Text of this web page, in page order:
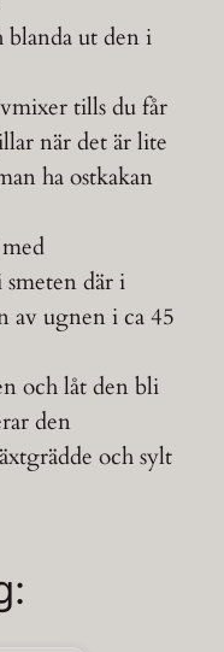
blanda ut den i
tills du får
när det är lite
ha ostkakan
smeten där i
av ugnen i ca 45
och låt den bli
den
och sylt